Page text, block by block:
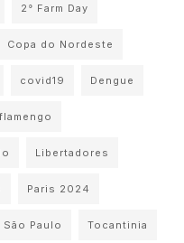
2° Farm Day
Copa do Nordeste
covid19 Dengue
flamengo
Libertadores
Paris 2024
São Paulo Tocantinia